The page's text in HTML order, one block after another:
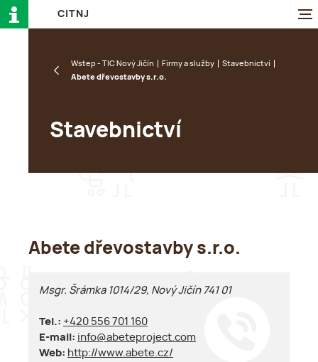
CI TN J
Wstep - TIC Nový Jičín Firmy a služby
Stavebnictví
Abete dřevostavby s.r.o.
Stavebnictví
Abete dřevostavby s.r.o.
Msgr. Šrámka 1014/29, Nový Jičín 741 01
Tel.: +420 556 701 160
E-mail: info@abeteproject.com
Web: http://www.abete.cz/